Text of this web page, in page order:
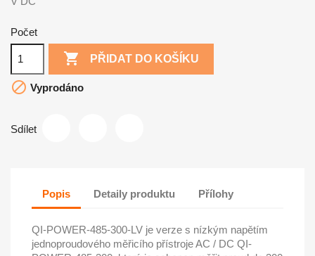
Počet
 PŘIDAT DO KOŠÍKU
 Vyprodáno
Sdílet
Popis Detaily produktu Přílohy
QI-POWER-485-300-LV je verze s nízkým napětím
jednoproudového měřicího přístroje AC / DC QI-